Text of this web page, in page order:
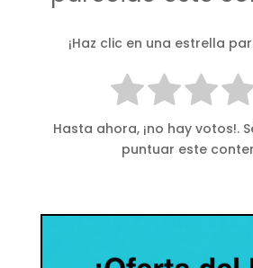
¡Haz clic en una estrella
Hasta ahora, ¡no hay votos!.
puntuar este